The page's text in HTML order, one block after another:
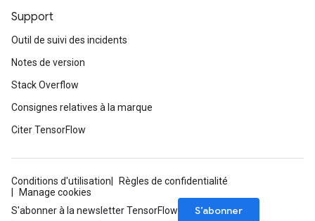
Support
Outil de suivi des incidents
Notes de version
Stack Overflow
Consignes relatives à la marque
Citer TensorFlow
Conditions d'utilisation
Règles de confidentialité
Manage cookies
S'abonner à la newsletter TensorFlow
S’abonner